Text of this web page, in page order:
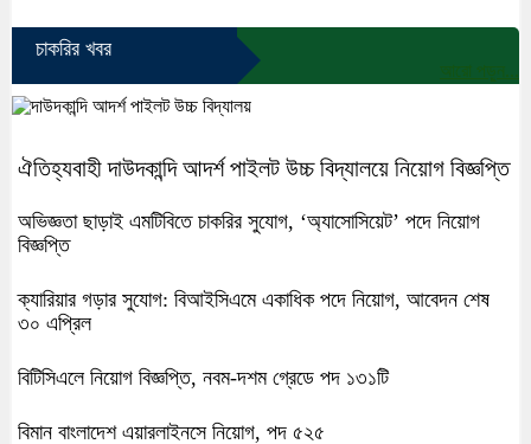
আরো পড়ুন...
চাকরির খবর
ঐতিহ্যবাহী দাউদকান্দি আদর্শ পাইলট উচ্চ বিদ্যালয়ে নিয়োগ বিজ্ঞপ্তি
অভিজ্ঞতা ছাড়াই এমটিবিতে চাকরির সুযোগ, ‘অ্যাসোসিয়েট’ পদে নিয়োগ
বিজ্ঞপ্তি
ক্যারিয়ার গড়ার সুযোগ: বিআইসিএমে একাধিক পদে নিয়োগ, আবেদন শেষ
৩০ এপ্রিল
বিটিসিএলে নিয়োগ বিজ্ঞপ্তি, নবম-দশম গ্রেডে পদ ১৩১টি
বিমান বাংলাদেশ এয়ারলাইনসে নিয়োগ, পদ ৫২৫